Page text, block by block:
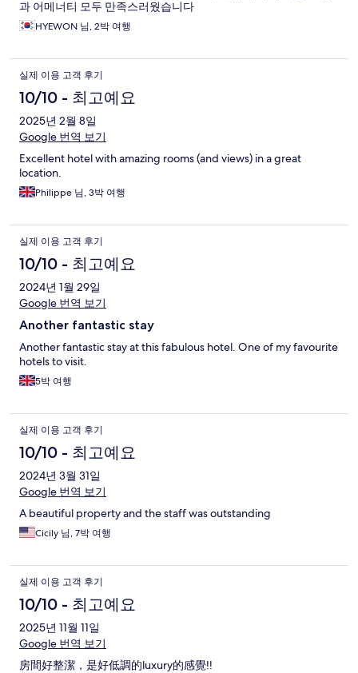
과 어메너티 모두 만족스러웠습니다
HYEWON 님, 2박 여행
실제 이용 고객 후기
10/10 - 최고예요
2025년 2월 8일
Google 번역 보기
Excellent hotel with amazing rooms (and views) in a great
location.
Philippe 님, 3박 여행
실제 이용 고객 후기
10/10 - 최고예요
2024년 1월 29일
Google 번역 보기
Another fantastic stay
Another fantastic stay at this fabulous hotel. One of my favourite
hotels to visit.
5박 여행
실제 이용 고객 후기
10/10 - 최고예요
2024년 3월 31일
Google 번역 보기
A beautiful property and the staff was outstanding
Cicily 님, 7박 여행
실제 이용 고객 후기
10/10 - 최고예요
2025년 11월 11일
Google 번역 보기
房間好整潔，是好低調的luxury的感覺!!